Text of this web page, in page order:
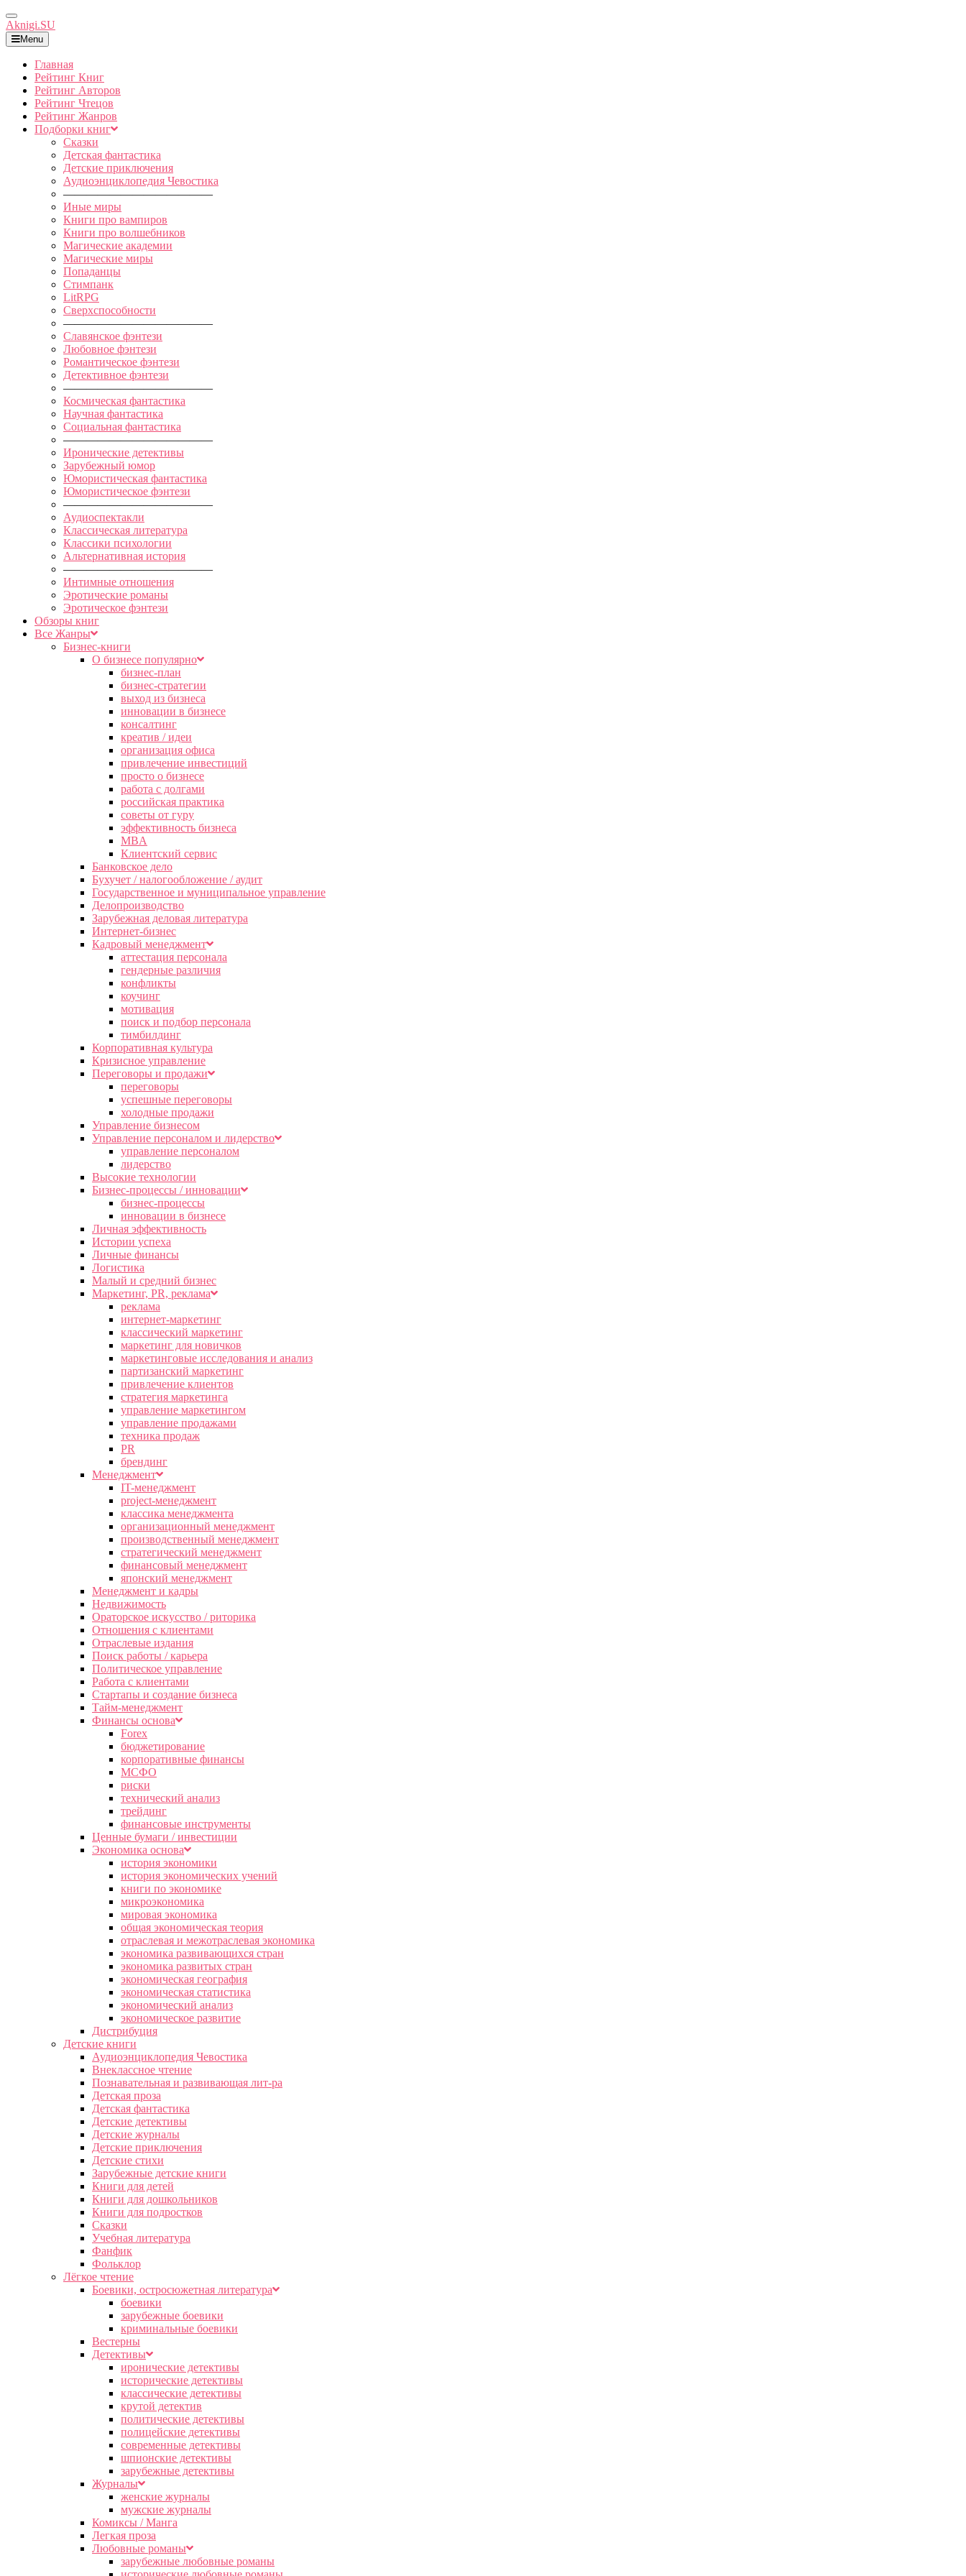
Toggle
Navigation
Aknigi.SU
Menu
Главная
Рейтинг Книг
Рейтинг Авторов
Рейтинг Чтецов
Рейтинг Жанров
Подборки книг
Сказки
Детская фантастика
Детские приключения
Аудиоэнциклопедия Чевостика
—————————————
Иные миры
Книги про вампиров
Книги про волшебников
Магические академии
Магические миры
Попаданцы
Стимпанк
LitRPG
Сверхспособности
—————————————
Славянское фэнтези
Любовное фэнтези
Романтическое фэнтези
Детективное фэнтези
—————————————
Космическая фантастика
Научная фантастика
Социальная фантастика
—————————————
Иронические детективы
Зарубежный юмор
Юмористическая фантастика
Юмористическое фэнтези
—————————————
Аудиоспектакли
Классическая литература
Классики психологии
Альтернативная история
—————————————
Интимные отношения
Эротические романы
Эротическое фэнтези
Обзоры книг
Все Жанры
Бизнес-книги
О бизнесе популярно
бизнес-план
бизнес-стратегии
выход из бизнеса
инновации в бизнесе
консалтинг
креатив / идеи
организация офиса
привлечение инвестиций
просто о бизнесе
работа с долгами
российская практика
советы от гуру
эффективность бизнеса
MBA
Клиентский сервис
Банковское дело
Бухучет / налогообложение / аудит
Государственное и муниципальное управление
Делопроизводство
Зарубежная деловая литература
Интернет-бизнес
Кадровый менеджмент
аттестация персонала
гендерные различия
конфликты
коучинг
мотивация
поиск и подбор персонала
тимбилдинг
Корпоративная культура
Кризисное управление
Переговоры и продажи
переговоры
успешные переговоры
холодные продажи
Управление бизнесом
Управление персоналом и лидерство
управление персоналом
лидерство
Высокие технологии
Бизнес-процессы / инновации
бизнес-процессы
инновации в бизнесе
Личная эффективность
Истории успеха
Личные финансы
Логистика
Малый и средний бизнес
Маркетинг, PR, реклама
реклама
интернет-маркетинг
классический маркетинг
маркетинг для новичков
маркетинговые исследования и анализ
партизанский маркетинг
привлечение клиентов
стратегия маркетинга
управление маркетингом
управление продажами
техника продаж
PR
брендинг
Менеджмент
IT-менеджмент
project-менеджмент
классика менеджмента
организационный менеджмент
производственный менеджмент
стратегический менеджмент
финансовый менеджмент
японский менеджмент
Менеджмент и кадры
Недвижимость
Ораторское искусство / риторика
Отношения с клиентами
Отраслевые издания
Поиск работы / карьера
Политическое управление
Работа с клиентами
Стартапы и создание бизнеса
Тайм-менеджмент
Финансы основа
Forex
бюджетирование
корпоративные финансы
МСФО
риски
технический анализ
трейдинг
финансовые инструменты
Ценные бумаги / инвестиции
Экономика основа
история экономики
история экономических учений
книги по экономике
микроэкономика
мировая экономика
общая экономическая теория
отраслевая и межотраслевая экономика
экономика развивающихся стран
экономика развитых стран
экономическая география
экономическая статистика
экономический анализ
экономическое развитие
Дистрибуция
Детские книги
Аудиоэнциклопедия Чевостика
Внеклассное чтение
Познавательная и развивающая лит-ра
Детская проза
Детская фантастика
Детские детективы
Детские журналы
Детские приключения
Детские стихи
Зарубежные детские книги
Книги для детей
Книги для дошкольников
Книги для подростков
Сказки
Учебная литература
Фанфик
Фольклор
Лёгкое чтение
Боевики, остросюжетная литература
боевики
зарубежные боевики
криминальные боевики
Вестерны
Детективы
иронические детективы
исторические детективы
классические детективы
крутой детектив
политические детективы
полицейские детективы
современные детективы
шпионские детективы
зарубежные детективы
Журналы
женские журналы
мужские журналы
Комиксы / Манга
Легкая проза
Любовные романы
зарубежные любовные романы